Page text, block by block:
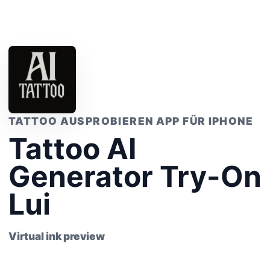
TATTOO AUSPROBIEREN APP FÜR IPHONE
Tattoo AI
Generator Try-On
Lui
Virtual ink preview